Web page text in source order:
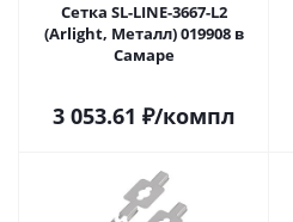
Сетка SL-LINE-3667-L2
(Arlight, Металл) 019908 в
Самаре
3 053.61 ₽/компл